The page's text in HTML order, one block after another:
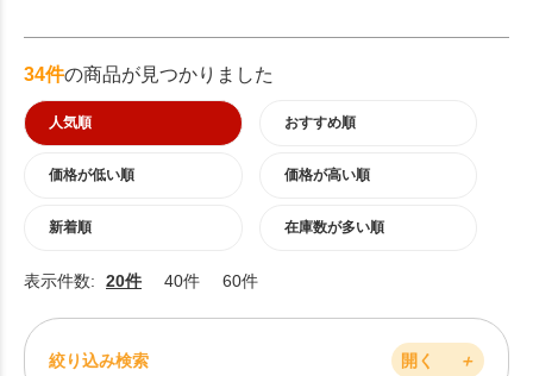
34件の商品が見つかりました
人気順 おすすめ順
価格が低い順 価格が高い順
新着順 在庫数が多い順
表示件数: 20件 40件 60件
絞り込み検索 開く ＋